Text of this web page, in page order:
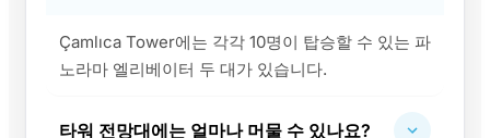
Çamlıca Tower에는 각각 10명이 탑승할 수 있는 파
노라마 엘리베이터 두 대가 있습니다.
타워 전망대에는 얼마나 머물 수 있나요?